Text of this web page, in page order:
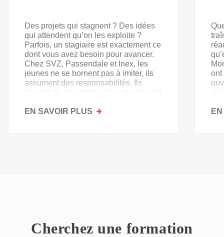
Des projets qui stagnent ? Des idées
qui attendent qu’on les exploite ?
Parfois, un stagiaire est exactement ce
dont vous avez besoin pour avancer.
Chez SVZ, Passendale et Inex, les
jeunes ne se bornent pas à imiter, ils
assument des responsabilités. Ils
lancent de nouvelles idées et prennent
EN SAVOIR PLUS SUR
ont
Cherchez une formation